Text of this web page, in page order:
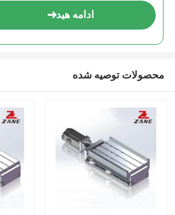
ادامه هید
محصولات توصیه شده